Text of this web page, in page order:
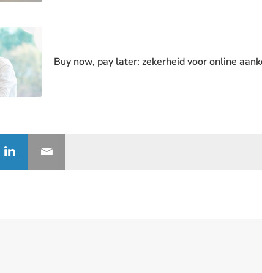
Buy now, pay later: zekerheid voor online